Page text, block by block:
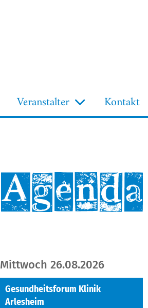
Veranstalter Kontakt
Mittwoch 26.08.2026
Gesundheitsforum Klinik
Arlesheim